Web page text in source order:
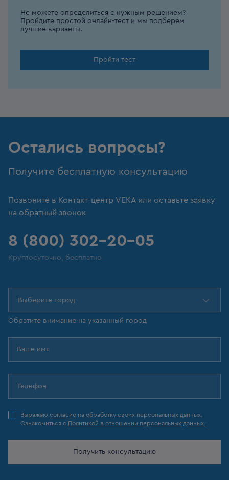
Не можете определиться с нужным решением?
Пройдите простой онлайн-тест и мы подберём
лучшие варианты.
Пройти тест
Остались вопросы?
Получите бесплатную консультацию
Позвоните в Контакт-центр VEKA или оставьте заявку
на обратный звонок
8 (800) 302-20-05
Круглосуточно, бесплатно
Выберите город
Обратите внимание на указанный город
Выражаю согласие на обработку своих персональных данных.
Ознакомиться с Политикой в отношении персональных данных.
Получить консультацию